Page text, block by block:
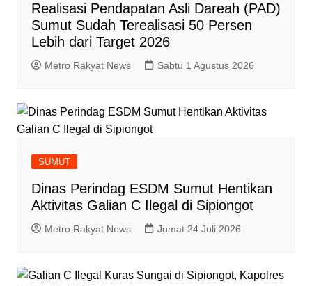
‎Realisasi Pendapatan Asli Dareah (PAD)
Sumut Sudah Terealisasi 50 Persen
Lebih dari Target 2026
Metro Rakyat News Sabtu 1 Agustus 2026
SUMUT
Dinas Perindag ESDM Sumut Hentikan
Aktivitas Galian C Ilegal di Sipiongot
Metro Rakyat News Jumat 24 Juli 2026